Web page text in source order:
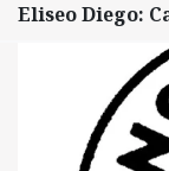
Eliseo Diego: